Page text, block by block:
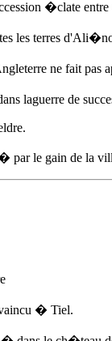
�clate
les terres
ne fait
laguerre de
le gain de la
� Tiel.